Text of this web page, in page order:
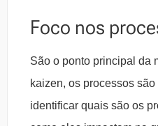
Foco nos
São o ponto principal da
kaizen, os processos
identificar quais são os